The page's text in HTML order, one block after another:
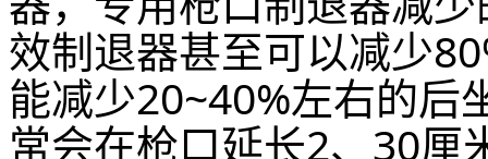
效制退器甚至可以减少
能减少20~40%左右的后
常会在枪口延长2、30厘